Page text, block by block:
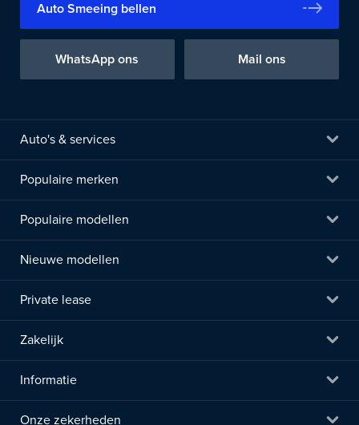
Auto Smeeing bellen
WhatsApp ons Mail ons
Auto's & services
Populaire merken
Populaire modellen
Nieuwe modellen
Private lease
Zakelijk
Informatie
Onze zekerheden